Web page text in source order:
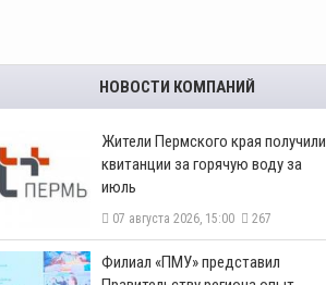
НОВОСТИ КОМПАНИЙ
​Жители Пермского края получили
квитанции за горячую воду за
июль
07 августа 2026, 15:00 267
​Филиал «ПМУ» представил